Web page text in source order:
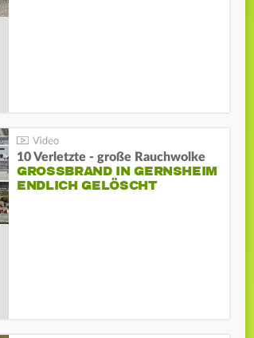
10 Verletzte - große Rauchwolke
GROSSBRAND IN GERNSHEIM E
NDLICH GELÖSCHT